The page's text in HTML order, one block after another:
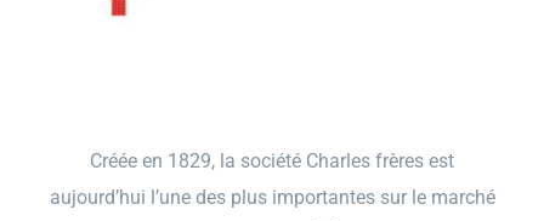
Créée en 1829, la société Charles frères est
aujourd’hui l’une des plus importantes sur le marché